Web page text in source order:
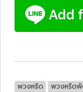
พวงหรีด พวงหรีด